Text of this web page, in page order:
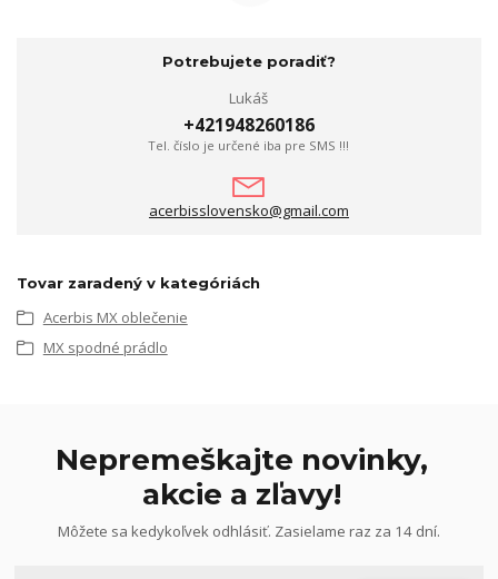
Potrebujete poradiť?
Lukáš
+421948260186
Tel. číslo je určené iba pre SMS !!!
acerbisslovensko@gmail.com
Tovar zaradený v kategóriách
Acerbis MX oblečenie
MX spodné prádlo
Nepremeškajte novinky,
akcie a zľavy!
Môžete sa kedykoľvek odhlásiť. Zasielame raz za 14 dní.